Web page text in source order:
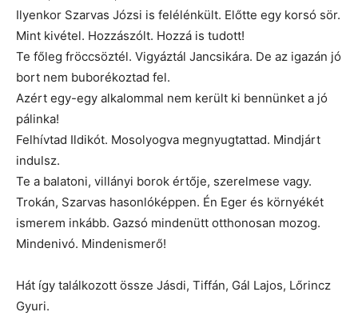
Ilyenkor Szarvas Józsi is felélénkült. Előtte egy korsó sör.
Mint kivétel. Hozzászólt. Hozzá is tudott!
Te főleg fröccsöztél. Vigyáztál Jancsikára. De az igazán jó
bort nem buborékoztad fel.
Azért egy-egy alkalommal nem került ki bennünket a jó
pálinka!
Felhívtad Ildikót. Mosolyogva megnyugtattad. Mindjárt
indulsz.
Te a balatoni, villányi borok értője, szerelmese vagy.
Trokán, Szarvas hasonlóképpen. Én Eger és környékét
ismerem inkább. Gazsó mindenütt otthonosan mozog.
Mindenivó. Mindenismerő!
Hát így találkozott össze Jásdi, Tiffán, Gál Lajos, Lőrincz
Gyuri.